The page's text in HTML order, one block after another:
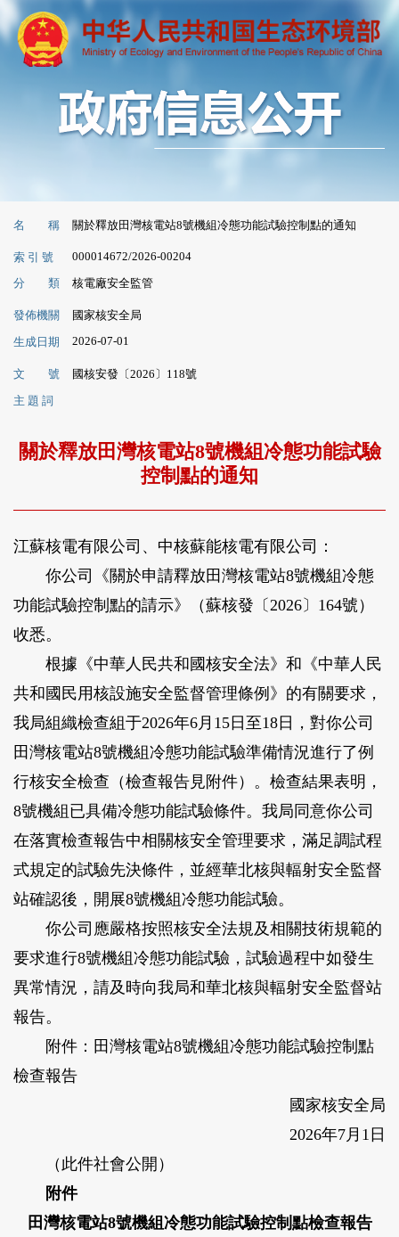
名 稱 關於釋放田灣核電站8號機組冷態功能試驗控制點的通知
索 引 號 000014672/2026-00204
分 類 核電廠安全監管
發佈機關
國家核安全局
生成日期
2026-07-01
文 號
國核安發〔2026〕118號
主 題 詞
關於釋放田灣核電站8號機組冷態功能試驗
控制點的通知
江蘇核電有限公司、中核蘇能核電有限公司：
你公司《關於申請釋放田灣核電站8號機組冷態
功能試驗控制點的請示》（蘇核發〔2026〕164號）
收悉。
根據《中華人民共和國核安全法》和《中華人民
共和國民用核設施安全監督管理條例》的有關要求，
我局組織檢查組于2026年6月15日至18日，對你公司
田灣核電站8號機組冷態功能試驗準備情況進行了例
行核安全檢查（檢查報告見附件）。檢查結果表明，
8號機組已具備冷態功能試驗條件。我局同意你公司
在落實檢查報告中相關核安全管理要求，滿足調試程
式規定的試驗先決條件，並經華北核與輻射安全監督
站確認後，開展8號機組冷態功能試驗。
你公司應嚴格按照核安全法規及相關技術規範的
要求進行8號機組冷態功能試驗，試驗過程中如發生
異常情況，請及時向我局和華北核與輻射安全監督站
報告。
附件：田灣核電站8號機組冷態功能試驗控制點
檢查報告
國家核安全局
2026年7月1日
（此件社會公開）
附件
田灣核電站8號機組冷態功能試驗控制點檢查報告